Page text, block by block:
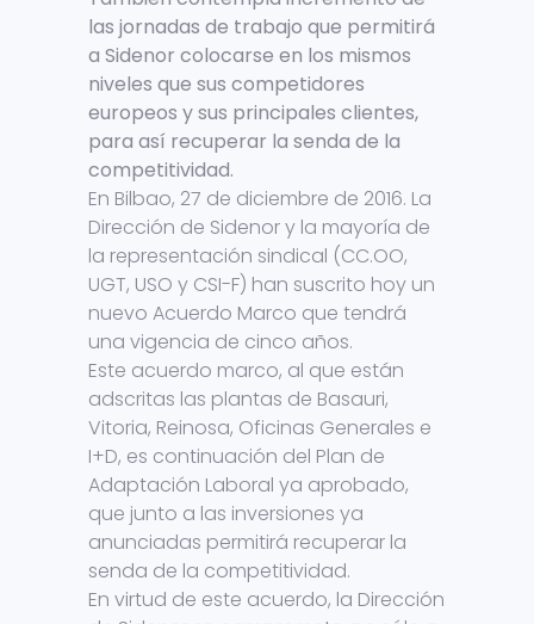
las jornadas de trabajo que permitirá
a Sidenor colocarse en los mismos
niveles que sus competidores
europeos y sus principales clientes,
para así recuperar la senda de la
competitividad.
En Bilbao, 27 de diciembre de 2016. La
Dirección de Sidenor y la mayoría de
la representación sindical (CC.OO,
UGT, USO y CSI-F) han suscrito hoy un
nuevo Acuerdo Marco que tendrá
una vigencia de cinco años.
Este acuerdo marco, al que están
adscritas las plantas de Basauri,
Vitoria, Reinosa, Oficinas Generales e
I+D, es continuación del Plan de
Adaptación Laboral ya aprobado,
que junto a las inversiones ya
anunciadas permitirá recuperar la
senda de la competitividad.
En virtud de este acuerdo, la Dirección